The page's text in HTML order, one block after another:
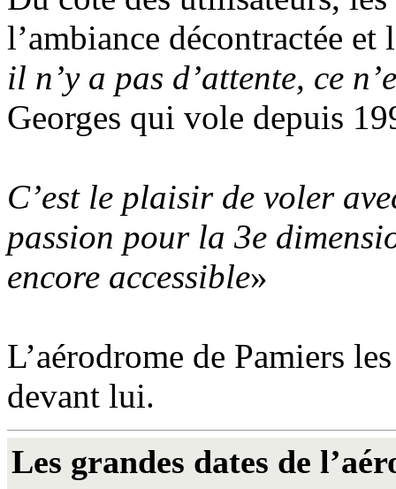
l’ambiance décontractée
il n’y a pas d’attente, ce
Georges qui vole depuis
C’est le plaisir de voler
passion pour la 3e
encore accessible»
L’aérodrome de Pamiers
devant lui.
Les grandes dates de